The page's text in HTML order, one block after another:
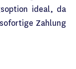
ideal, da
Zahlung